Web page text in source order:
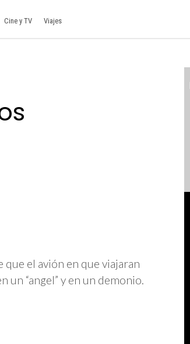
Cine y TV Viajes
que el avión en que viajaran
un “angel” y en un demonio.